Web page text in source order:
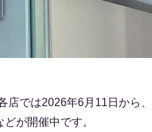
店では2026年6月11日から、
どが開催中です。